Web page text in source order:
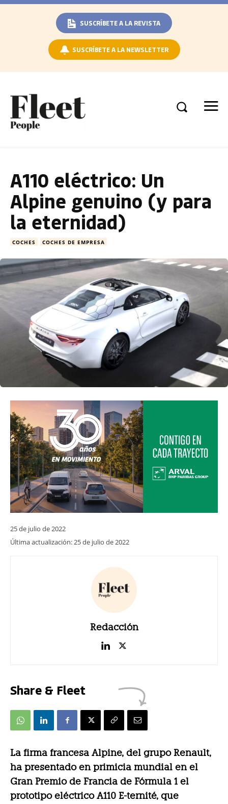
SUSCRÍBETE A LA REVISTA
SUSCRÍBETE A LA NEWSLETTER
A110 eléctrico: Un
Alpine genuino (y para
la eternidad)
COCHES COCHES DE EMPRESA
25 de julio de 2022
Última actualización:25 de julio de 2022
Redacción
Share & Fleet
La firma francesa Alpine, del grupo Renault,
ha presentado en primicia mundial en el
Gran Premio de Francia de Fórmula 1 el
prototipo eléctrico A110 E-ternité, que